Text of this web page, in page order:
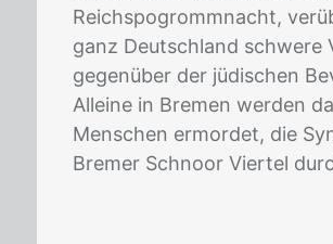
Reichspogrommnacht,
ganz Deutschland schwere
gegenüber der jüdischen
Alleine in Bremen werden
Menschen ermordet, die
Bremer Schnoor Viertel